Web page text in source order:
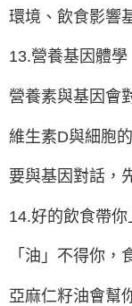
環境、飲食影響
13.營養基因體學
營養素與基因會
維生素D與細胞
要與基因對話，
14.好的飲食帶
「油」不得你，
亞麻仁籽油會幫